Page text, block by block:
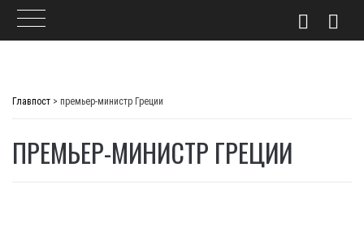
Главпост > премьер-министр Греции
ПРЕМЬЕР-МИНИСТР ГРЕЦИИ